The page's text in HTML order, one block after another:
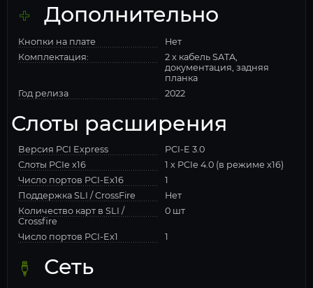
Дополнительно
Кнопки на плате
Нет
Комплектация:
2 x кабель SATA,
документация, задняя
планка
Год релиза
2022
Слоты расширения
Версия PCI Express
PCI-E 3.0
Слоты PCIe x16
1 x PCIe 4.0 (в режиме x16)
Число портов PCI-Ex16
1
Поддержка SLI / CrossFire
Нет
Количество карт в SLI /
Crossfire
0 шт
Число портов PCI-Ex1 1
Сеть